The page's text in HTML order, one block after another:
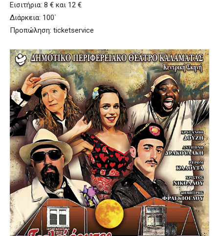
Εισιτήρια: 8 € και 12 €
Διάρκεια: 100΄
Προπώληση: ticketservice